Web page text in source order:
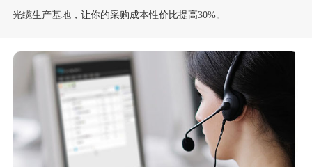
光缆生产基地，让你的采购成本性价比提高30%。